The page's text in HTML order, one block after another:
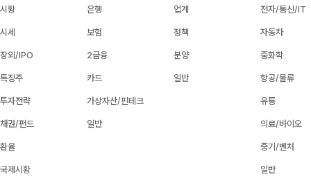
시황
시세
장외/IPO
특징주
투자전략
채권/펀드
환율
국제시황
은행
보험
2금융
카드
가상자산/핀테크
일반
업계
정책
분양
일반
전자/통신/IT
자동차
중화학
항공/물류
유통
의료/바이오
중기/벤처
일반